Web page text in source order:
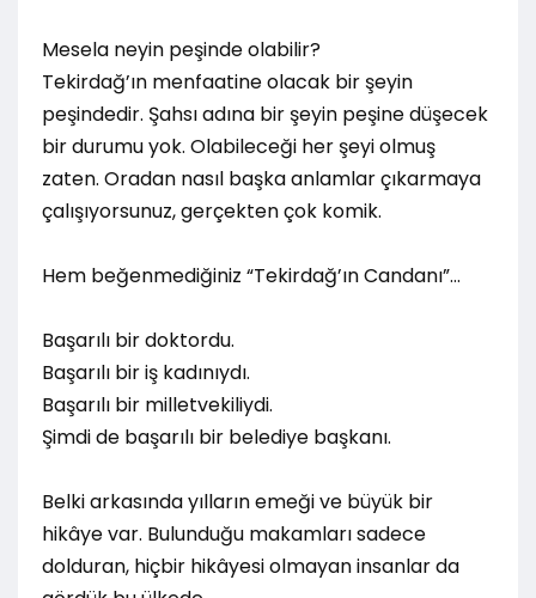
Mesela neyin peşinde olabilir?
Tekirdağ’ın menfaatine olacak bir şeyin
peşindedir. Şahsı adına bir şeyin peşine düşecek
bir durumu yok. Olabileceği her şeyi olmuş
zaten. Oradan nasıl başka anlamlar çıkarmaya
çalışıyorsunuz, gerçekten çok komik.
Hem beğenmediğiniz “Tekirdağ’ın Candanı”…
Başarılı bir doktordu.
Başarılı bir iş kadınıydı.
Başarılı bir milletvekiliydi.
Şimdi de başarılı bir belediye başkanı.
Belki arkasında yılların emeği ve büyük bir
hikâye var. Bulunduğu makamları sadece
dolduran, hiçbir hikâyesi olmayan insanlar da